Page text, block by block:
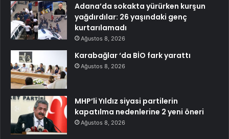
Adana’da sokakta yürürken kurşun
yağdırdılar: 26 yaşındaki genç
kurtarılamadı
Ağustos 8, 2026
Karabağlar ‘da BİO fark yarattı
Ağustos 8, 2026
MHP’li Yıldız siyasi partilerin
kapatılma nedenlerine 2 yeni öneri
Ağustos 8, 2026